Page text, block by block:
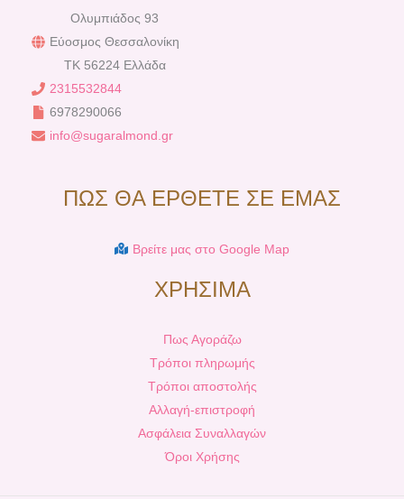
Ολυμπιάδος 93
Εύοσμος Θεσσαλονίκη
TK 56224 Ελλάδα
2315532844
6978290066
info@sugaralmond.gr
ΠΩΣ ΘΑ ΕΡΘΕΤΕ ΣΕ ΕΜΑΣ
Βρείτε μας στο Google Map
ΧΡΗΣΙΜΑ
Πως Αγοράζω
Τρόποι πληρωμής
Τρόποι αποστολής
Αλλαγή-επιστροφή
Ασφάλεια Συναλλαγών
Όροι Χρήσης